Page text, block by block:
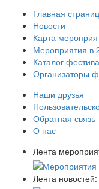
Главная
Новости
Карта
Мероприятия в
Каталог
Организаторы
Наши друзья
Обратная связь
О нас
Лента
Лента новостей: